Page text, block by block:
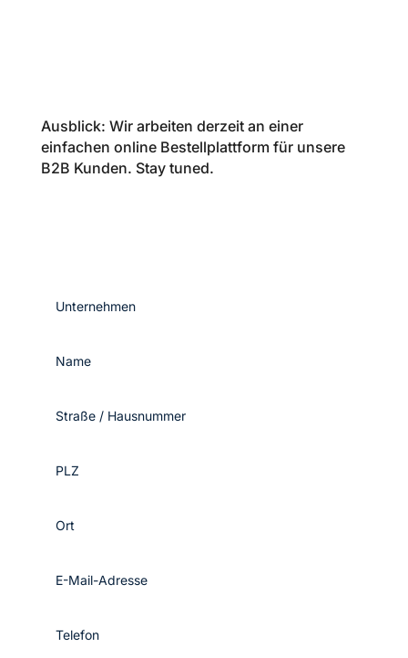
Ausblick: Wir arbeiten derzeit an einer
einfachen online Bestellplattform für unsere
B2B Kunden. Stay tuned.